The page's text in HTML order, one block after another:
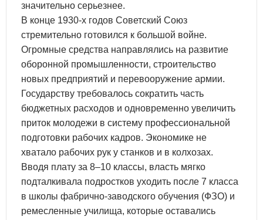
значительно серьезнее.
В конце 1930-х годов Советский Союз
стремительно готовился к большой войне.
Огромные средства направлялись на развитие
оборонной промышленности, строительство
новых предприятий и перевооружение армии.
Государству требовалось сократить часть
бюджетных расходов и одновременно увеличить
приток молодежи в систему профессиональной
подготовки рабочих кадров. Экономике не
хватало рабочих рук у станков и в колхозах.
Вводя плату за 8–10 классы, власть мягко
подталкивала подростков уходить после 7 класса
в школы фабрично-заводского обучения (ФЗО) и
ремесленные училища, которые оставались